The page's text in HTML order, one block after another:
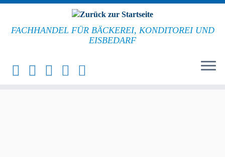
FACHHANDEL FÜR BÄCKEREI, KONDITOREI UND
EISBEDARF